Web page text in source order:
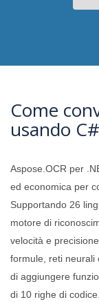
Come
usando C#
Aspose.OCR per
ed economica per
Supportando 26
motore di
velocità e
formule, reti neurali
di aggiungere
di 10 righe di codice.